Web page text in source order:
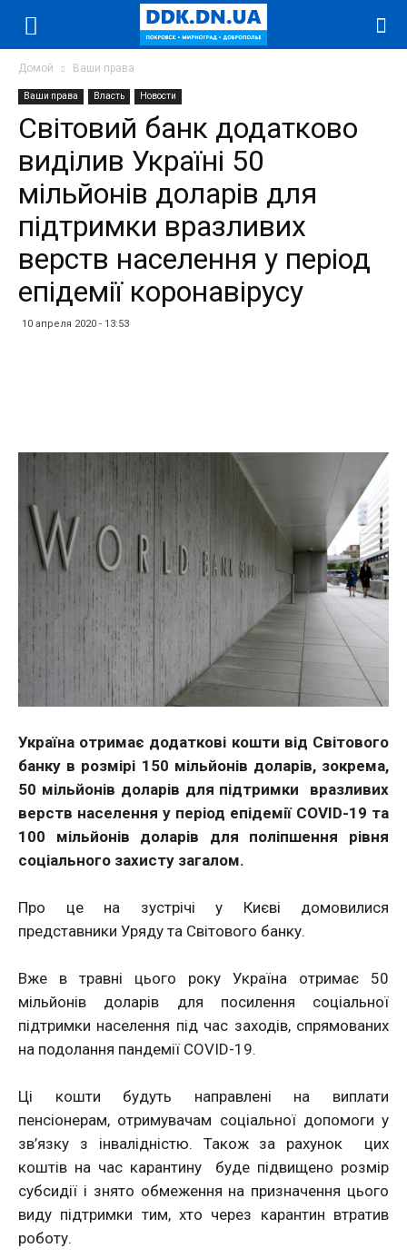
Домой Ваши права
Ваши права Власть Новости
Світовий банк додатково
виділив Україні 50
мільйонів доларів для
підтримки вразливих
верств населення у період
епідемії коронавірусу
10 апреля 2020 - 13:53
Україна отримає додаткові кошти від Світового
банку в розмірі 150 мільйонів доларів, зокрема,
50 мільйонів доларів для підтримки вразливих
верств населення у період епідемії COVID-19 та
100 мільйонів доларів для поліпшення рівня
соціального захисту загалом.
Про це на зустрічі у Києві домовилися
представники Уряду та Світового банку.
Вже в травні цього року Україна отримає 50
мільйонів доларів для посилення соціальної
підтримки населення під час заходів, спрямованих
на подолання пандемії COVID-19.
Ці кошти будуть направлені на виплати
пенсіонерам, отримувачам соціальної допомоги у
зв’язку з інвалідністю. Також за рахунок цих
коштів на час карантину буде підвищено розмір
субсидії і знято обмеження на призначення цього
виду підтримки тим, хто через карантин втратив
роботу.